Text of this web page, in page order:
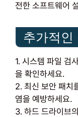
전한 소프트웨어
추가적인
1. 시스템 파일 검
을 확인하세요.
2. 최신 보안 패치
염을 예방하세요.
3. 하드 드라이브